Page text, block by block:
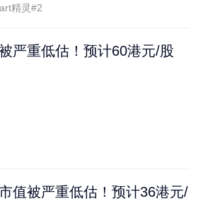
精灵#2
严重低估！预计60港元/股
值被严重低估！预计36港元/